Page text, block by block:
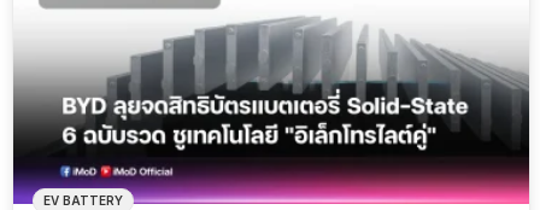
EV BATTERY